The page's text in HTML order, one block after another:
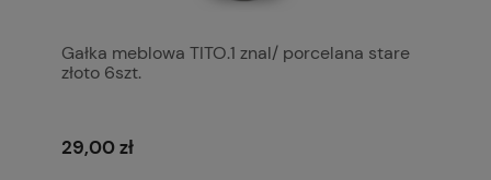
Gałka meblowa TITO.1 znal/ porcelana stare
złoto 6szt.
29,00 zł